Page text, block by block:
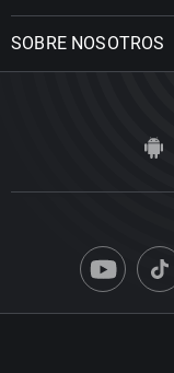
SOBRE NOSOTROS